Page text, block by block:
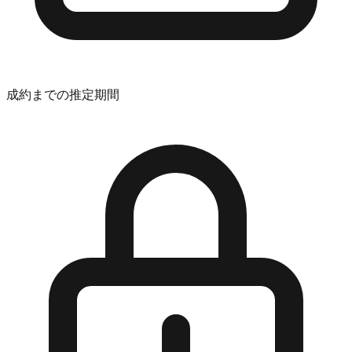
成約までの推定期間